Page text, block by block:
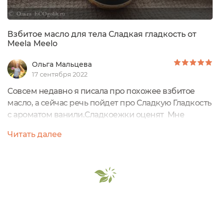
Взбитое масло для тела Сладкая гладкость от
Meela Meelo
Ольга Мальцева
17 сентября 2022
Совсем недавно я писала про похожее взбитое
масло, а сейчас речь пойдет про Сладкую Гладкость
с ароматом ванили.Сладкоежки оценят Мне
догадались? - мы взяли его в путешествие.А всё
упаковка с крышкой.- масло ши (Shea Butter Oil) -
масло рыжика (Camelina Sativa...
Читать далее